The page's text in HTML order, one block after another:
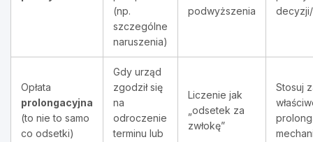
(np.
szczególne
naruszenia)
podwyższenia
Opłata
prolongacyjna
(to nie to samo
co odsetki)
Gdy urząd
zgodził się
na
odroczenie
terminu lub
Liczenie jak
„odsetek za
zwłokę”
Stosuj